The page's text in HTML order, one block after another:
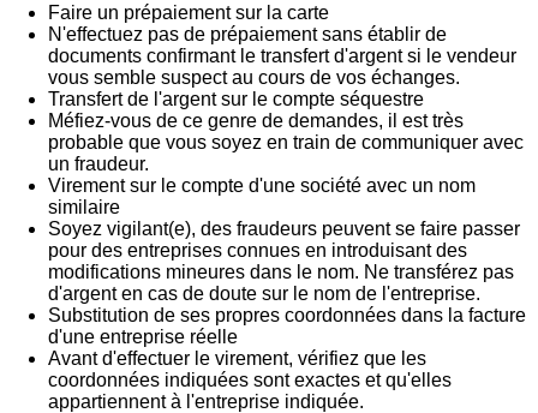
Faire un prépaiement sur la carte
N'effectuez pas de prépaiement sans établir de
documents confirmant le transfert d'argent si le vendeur
vous semble suspect au cours de vos échanges.
Transfert de l'argent sur le compte séquestre
Méfiez-vous de ce genre de demandes, il est très
probable que vous soyez en train de communiquer avec
un fraudeur.
Virement sur le compte d'une société avec un nom
similaire
Soyez vigilant(e), des fraudeurs peuvent se faire passer
pour des entreprises connues en introduisant des
modifications mineures dans le nom. Ne transférez pas
d'argent en cas de doute sur le nom de l'entreprise.
Substitution de ses propres coordonnées dans la facture
d'une entreprise réelle
Avant d'effectuer le virement, vérifiez que les
coordonnées indiquées sont exactes et qu'elles
appartiennent à l'entreprise indiquée.